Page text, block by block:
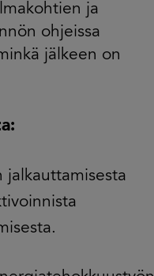
ja
ohjeissa
jälkeen on